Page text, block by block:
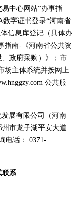
中心网站“办事指
数字证书登录“河南省
信息库登记（具体办
指南-《河南省公共资
政府采购）》；市
场主体系统并按网上
公共服
展有限公司（河南
市龙子湖平安大道
电话： 0371-
联系